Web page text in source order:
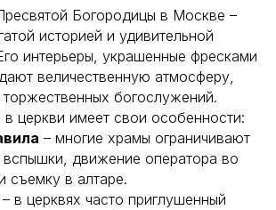
Богородицы в Москве –
историей и удивительной
интерьеры, украшенные фресками
величественную атмосферу,
богослужений.
церкви имеет свои особенности:
– многие храмы ограничивают
вспышки, движение оператора во
съемку в алтаре.
– в церквях часто приглушенный
]